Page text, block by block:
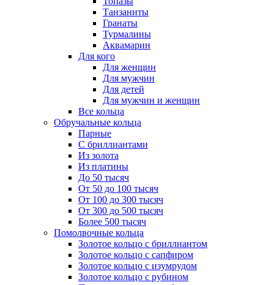
Танзаниты
Гранаты
Турмалины
Аквамарин
Для кого
Для женщин
Для мужчин
Для детей
Для мужчин и женщин
Все кольца
Обручальные кольца
Парные
С бриллиантами
Из золота
Из платины
До 50 тысяч
От 50 до 100 тысяч
От 100 до 300 тысяч
От 300 до 500 тысяч
Более 500 тысяч
Помолвочные кольца
Золотое кольцо с бриллиантом
Золотое кольцо с сапфиром
Золотое кольцо с изумрудом
Золотое кольцо с рубином